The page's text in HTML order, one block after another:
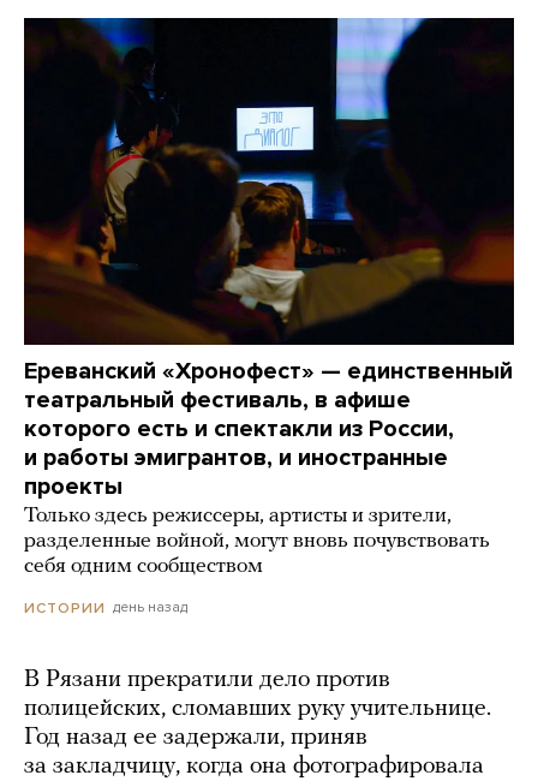
Ереванский «Хронофест» — единственный
театральный фестиваль, в афише
которого есть и спектакли из России,
и работы эмигрантов, и иностранные
проекты
Только здесь режиссеры, артисты и зрители,
разделенные войной, могут вновь почувствовать
себя одним сообществом
ИСТОРИИ день назад
В Рязани прекратили дело против
полицейских, сломавших руку учительнице.
Год назад ее задержали, приняв
за закладчицу, когда она фотографировала